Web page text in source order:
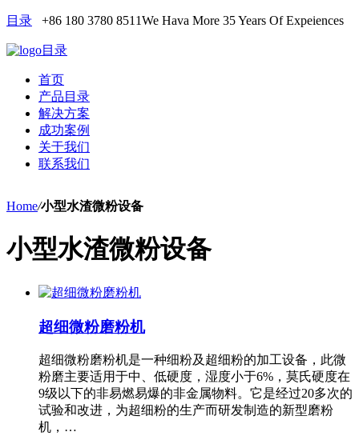
目录 +86 180 3780 8511We Hava More 35 Years Of Expeiences
目录
首页
产品目录
解决方案
成功案例
关于我们
联系我们
Home/小型水渣微粉设备
小型水渣微粉设备
超细微粉磨粉机
超细微粉磨粉机是一种细粉及超细粉的加工设备，此微
粉磨主要适用于中、低硬度，湿度小于6%，莫氏硬度在
9级以下的非易燃易爆的非金属物料。它是经过20多次的
试验和改进，为超细粉的生产而研发制造的新型磨粉
机，…